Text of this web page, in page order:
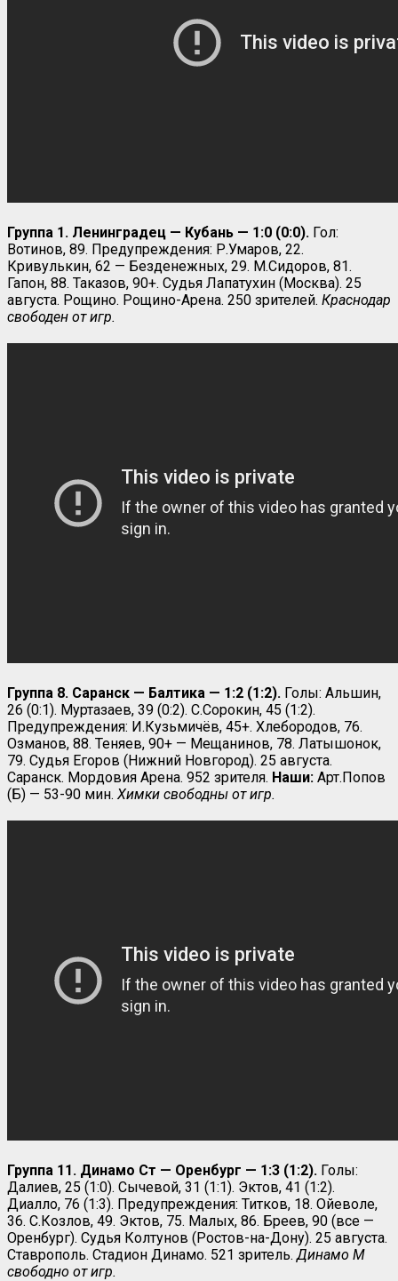
Группа 1. Ленинградец — Кубань — 1:0 (0:0). Гол:
Вотинов, 89. Предупреждения: Р.Умаров, 22.
Кривулькин, 62 — Безденежных, 29. М.Сидоров, 81.
Гапон, 88. Таказов, 90+. Судья Лапатухин (Москва). 25
августа. Рощино. Рощино-Арена. 250 зрителей. Краснодар
свободен от игр.
Группа 8. Саранск — Балтика — 1:2 (1:2). Голы: Альшин,
26 (0:1). Муртазаев, 39 (0:2). С.Сорокин, 45 (1:2).
Предупреждения: И.Кузьмичёв, 45+. Хлебородов, 76.
Озманов, 88. Теняев, 90+ — Мещанинов, 78. Латышонок,
79. Судья Егоров (Нижний Новгород). 25 августа.
Саранск. Мордовия Арена. 952 зрителя. Наши: Арт.Попов
(Б) — 53-90 мин. Химки свободны от игр.
Группа 11. Динамо Ст — Оренбург — 1:3 (1:2). Голы:
Далиев, 25 (1:0). Сычевой, 31 (1:1). Эктов, 41 (1:2).
Диалло, 76 (1:3). Предупреждения: Титков, 18. Ойеволе,
36. С.Козлов, 49. Эктов, 75. Малых, 86. Бреев, 90 (все —
Оренбург). Судья Колтунов (Ростов-на-Дону). 25 августа.
Ставрополь. Стадион Динамо. 521 зритель.Динамо М
свободно от игр.